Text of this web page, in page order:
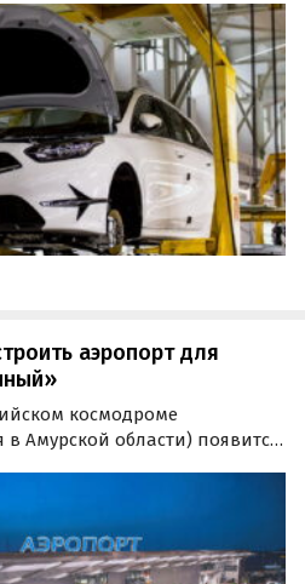
ныне собирающих только
аэропорт для
космодроме
Амурской области) появится
монтажные работы.